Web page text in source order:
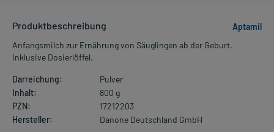
Produktbeschreibung
Aptamil
Anfangsmilch zur Ernährung von Säuglingen ab der Geburt.
Inklusive Dosierlöffel.
Darreichung:
Pulver
Inhalt:
800 g
PZN:
17212203
Hersteller:
Danone Deutschland GmbH